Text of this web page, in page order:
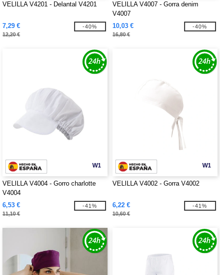
VELILLA V4201 - Delantal V4201
7,29 €
12,20 €
-40%
VELILLA V4007 - Gorra denim
V4007
10,03 €
16,80 €
-40%
W1
VELILLA V4004 - Gorro charlotte
V4004
6,53 €
11,10 €
-41%
W1
VELILLA V4002 - Gorra V4002
6,22 €
10,60 €
-41%